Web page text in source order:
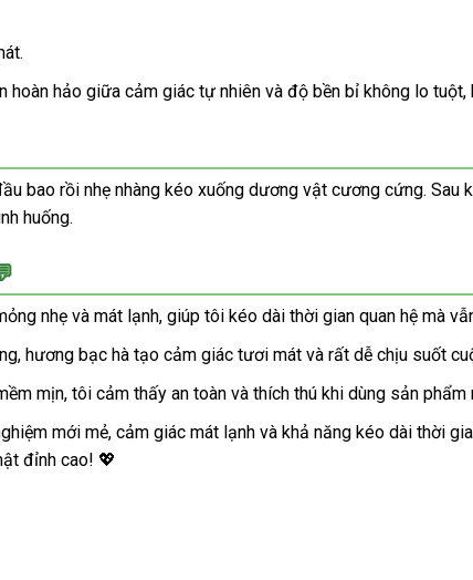
hảo giữa cảm giác tự nhiên và độ bền bỉ không lo
bao rồi nhẹ nhàng kéo xuống dương vật cương cứng.
huống.
nhẹ và mát lạnh, giúp tôi kéo dài thời gian quan hệ mà
hương bạc hà tạo cảm giác tươi mát và rất dễ chịu suốt
mịn, tôi cảm thấy an toàn và thích thú khi dùng sản phẩm
mới mẻ, cảm giác mát lạnh và khả năng kéo dài thời
đỉnh cao! 💖